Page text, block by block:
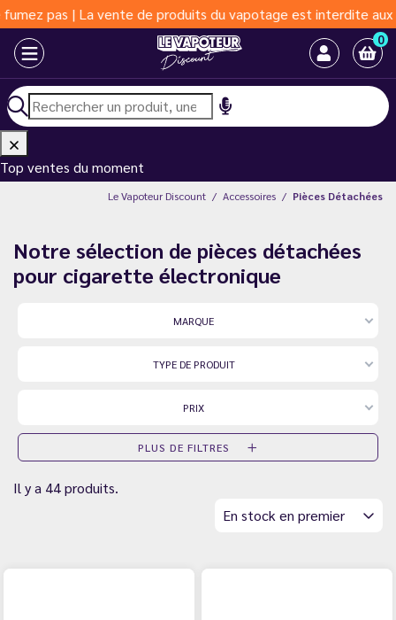
pas | La vente de produits du vapotage est interdite aux
0
Top ventes du moment
Le Vapoteur Discount Accessoires Pièces Détachées
Notre sélection de pièces détachées
pour cigarette électronique
MARQUE
TYPE DE PRODUIT
PRIX
PLUS DE FILTRES
Il y a 44 produits.
En stock en premier